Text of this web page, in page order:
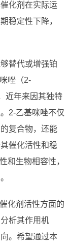
化剂在实际运
稳定性下降，
替代或增强铂
唑（2-
近年来因其独特
2-乙基咪唑不仅
复合物，还能
催化活性和稳
和生物相容性，
化剂活性方面的
析其作用机
。希望通过本